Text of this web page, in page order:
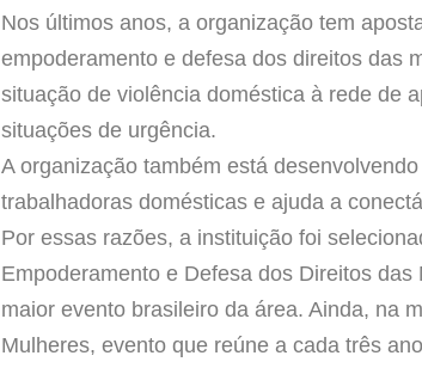
Nos últimos anos, a organização tem
empoderamento e defesa dos direitos das
situação de violência doméstica à rede de
situações de urgência.
A organização também está
trabalhadoras domésticas e ajuda a
Por essas razões, a instituição foi
Empoderamento e Defesa dos Direitos
maior evento brasileiro da área. Ainda, na
Mulheres, evento que reúne a cada três